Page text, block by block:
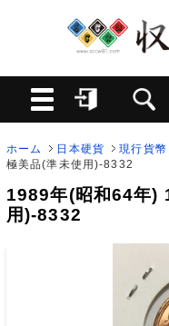
ホーム 日本硬貨 現行貨幣
極美品(準未使用)-8332
1989年(昭和64年)
用)-8332